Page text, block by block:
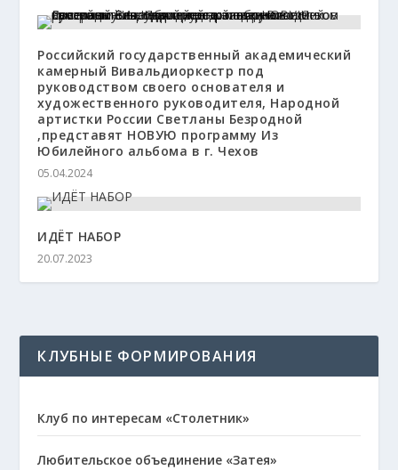
Российский государственный академический
камерный Вивальдиоркестр под
руководством своего основателя и
художественного руководителя, Народной
артистки России Светланы Безродной
,представят НОВУЮ программу Из
Юбилейного альбома в г. Чехов
05.04.2024
ИДЁТ НАБОР
20.07.2023
КЛУБНЫЕ ФОРМИРОВАНИЯ
Клуб по интересам «Столетник»
Любительское объединение «Затея»